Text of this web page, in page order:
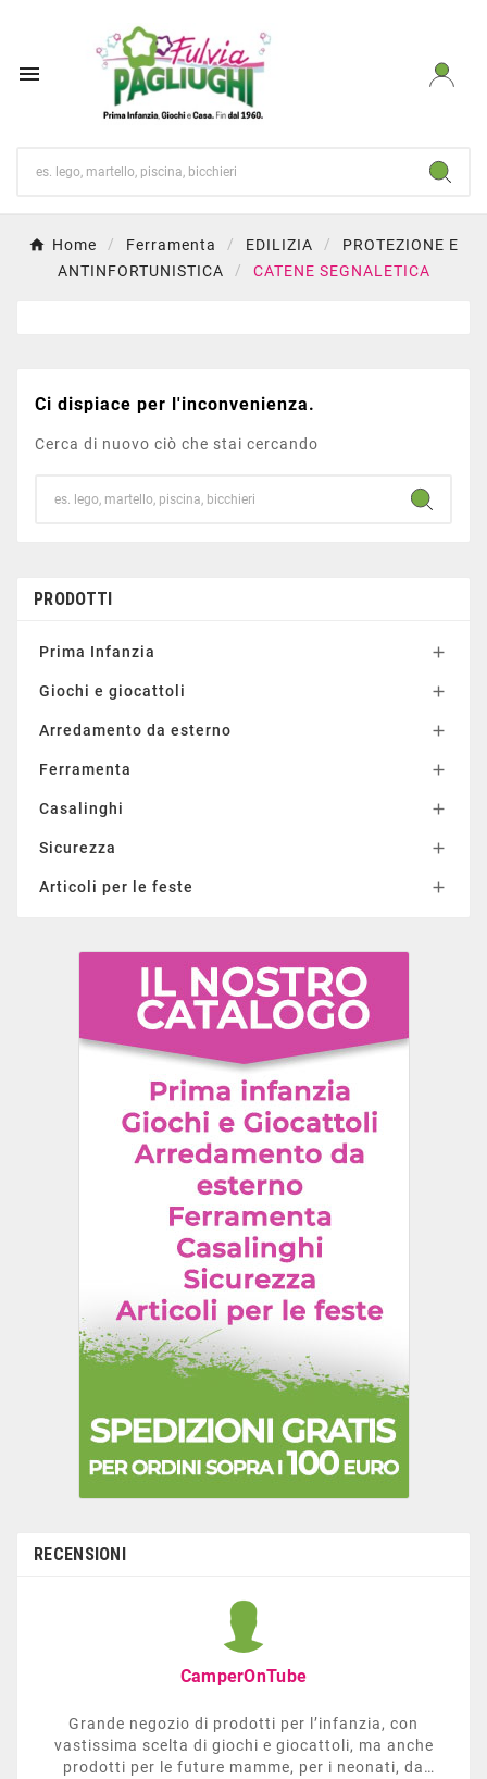

Home Ferramenta EDILIZIA
PROTEZIONE E
ANTINFORTUNISTICA
CATENE SEGNALETICA
Ci dispiace per l'inconvenienza.
Cerca di nuovo ciò che stai cercando
PRODOTTI
Prima Infanzia 
Giochi e giocattoli 
Arredamento da esterno 
Ferramenta 
Casalinghi 
Sicurezza 
Articoli per le feste 
RECENSIONI
CamperOnTube
Grande negozio di prodotti per l’infanzia, con
vastissima scelta di giochi e giocattoli, ma anche
prodotti per le future mamme, per i neonati, da